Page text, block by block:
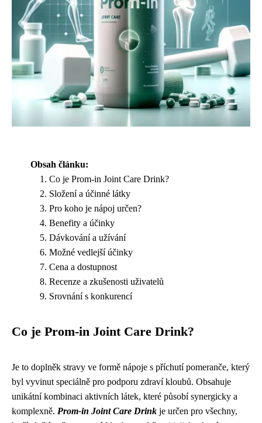
Obsah článku:
Co je Prom-in Joint Care Drink?
Složení a účinné látky
Pro koho je nápoj určen?
Benefity a účinky
Dávkování a užívání
Možné vedlejší účinky
Cena a dostupnost
Recenze a zkušenosti uživatelů
Srovnání s konkurencí
Co je Prom-in Joint Care Drink?
Je to doplněk stravy ve formě nápoje s příchutí pomeranče, který
byl vyvinut speciálně pro podporu zdraví kloubů. Obsahuje
unikátní kombinaci aktivních látek, které působí synergicky a
komplexně. Prom-in Joint Care Drink je určen pro všechny,